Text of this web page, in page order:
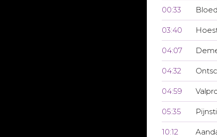
00:33
03:40
04:07
04:32
04:59
05:35
10:12